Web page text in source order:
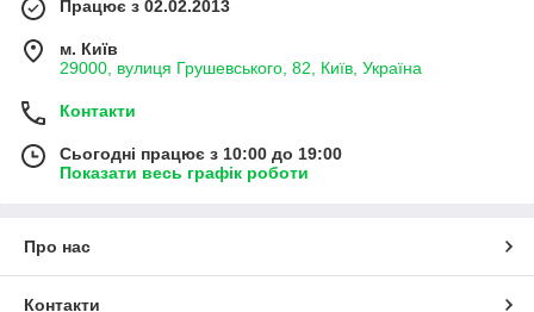
Працює з 02.02.2013
м. Київ
29000, вулиця Грушевського, 82, Київ, Україна
Контакти
Сьогодні працює з 10:00 до 19:00
Показати весь графік роботи
Про нас
Контакти